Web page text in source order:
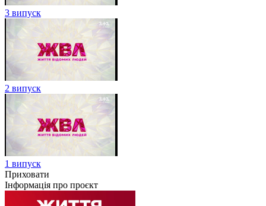
3 випуск
2 випуск
1 випуск
Приховати
Інформація про проєкт